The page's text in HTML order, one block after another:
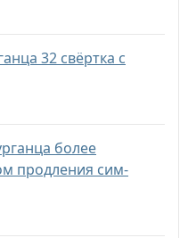
32 свёртка с
более
продления сим-